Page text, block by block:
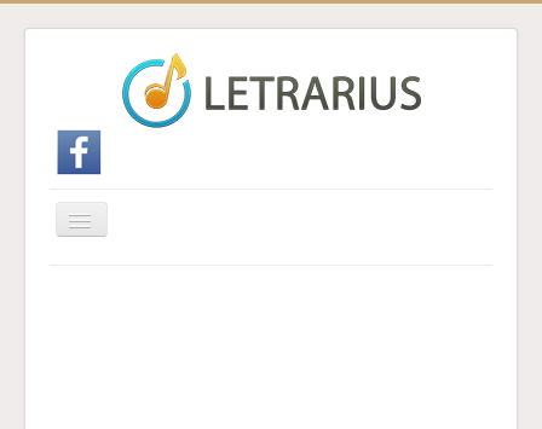
Cambiar
navegación